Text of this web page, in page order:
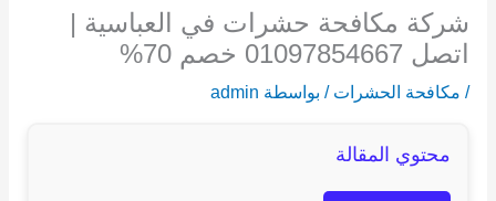
شركة مكافحة حشرات في العباسية |
اتصل 01097854667 خصم 70%
/ مكافحة الحشرات / بواسطة admin
محتوي المقالة